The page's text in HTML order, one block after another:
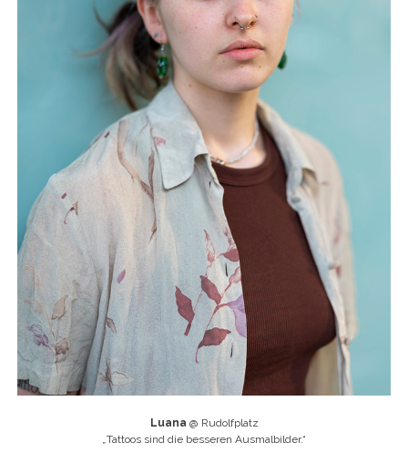
Luana @ Rudolfplatz
Tattoos sind die besseren Ausmalbilder.“